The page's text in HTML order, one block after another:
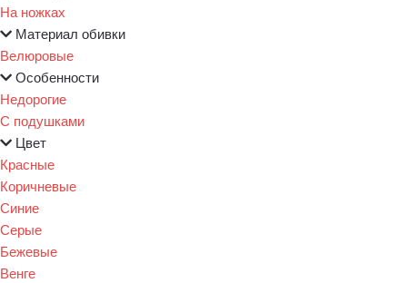
На ножках
Материал обивки
Велюровые
Особенности
Недорогие
С подушками
Цвет
Красные
Коричневые
Синие
Серые
Бежевые
Венге